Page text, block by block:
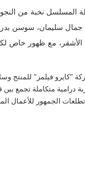
المسلسل نخبة من
سليمان، سوسن
الأشقر، مع ظهور خاص
“كايرو فيلمز” للمنتج
درامية متكاملة تجمع بين
تطلعات الجمهور للأعمال